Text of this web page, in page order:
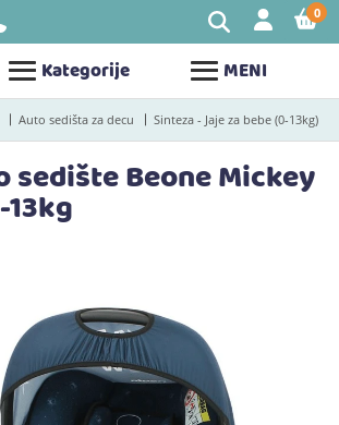
Kategorije MENI
0
Auto sedišta za decu Sinteza - Jaje za bebe (0-13kg)
sedište Beone Mickey